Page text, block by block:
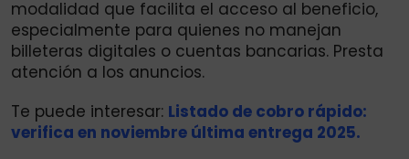
modalidad que facilita el acceso al beneficio,
especialmente para quienes no manejan
billeteras digitales o cuentas bancarias. Presta
atención a los anuncios.
Te puede interesar: Listado de cobro rápido:
verifica en noviembre última entrega 2025.